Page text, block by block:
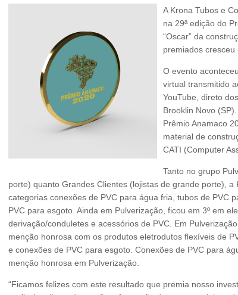
A Krona Tubos e
na 29ª edição do
“Oscar” da
premiados cresceu
O evento
virtual transmitido
YouTube, direto
Brooklin Novo
Prêmio Anamaco
material de
CATI (Computer
Tanto no grupo
porte) quanto Grandes Clientes (lojistas de grande porte), a
categorias conexões de PVC para água fria, tubos de PVC
PVC para esgoto. Ainda em Pulverização, ficou em 3º em
derivação/conduletes e acessórios de PVC. Em
menção honrosa com os produtos eletrodutos flexíveis de
e conexões de PVC para esgoto. Conexões de PVC para
menção honrosa em Pulverização.
“Ficamos felizes com este resultado que premia nosso